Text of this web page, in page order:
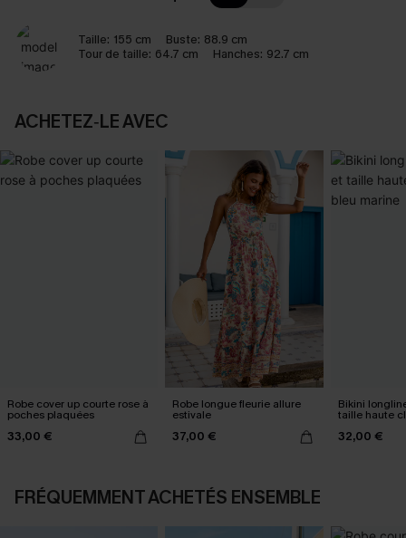
Taille: 155 cm Buste: 88.9 cm
Tour de taille: 64.7 cm Hanches: 92.7 cm
ACHETEZ‑LE AVEC
Robe cover up courte rose à
poches plaquées
33,00 €
Robe longue fleurie allure
estivale
37,00 €
Bikini
taille haute
32,00 €
FRÉQUEMMENT ACHETÉS ENSEMBLE